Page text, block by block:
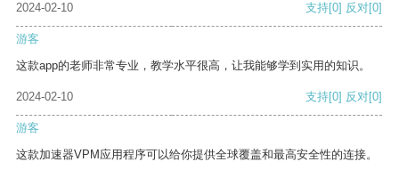
2024-02-10
支持[0] 反对[0]
游客
这款app的老师非常专业，教学水平很高，让我能够学到实用的知识。
2024-02-10 支持[0] 反对[0]
游客
这款加速器VPM应用程序可以给你提供全球覆盖和最高安全性的连接。